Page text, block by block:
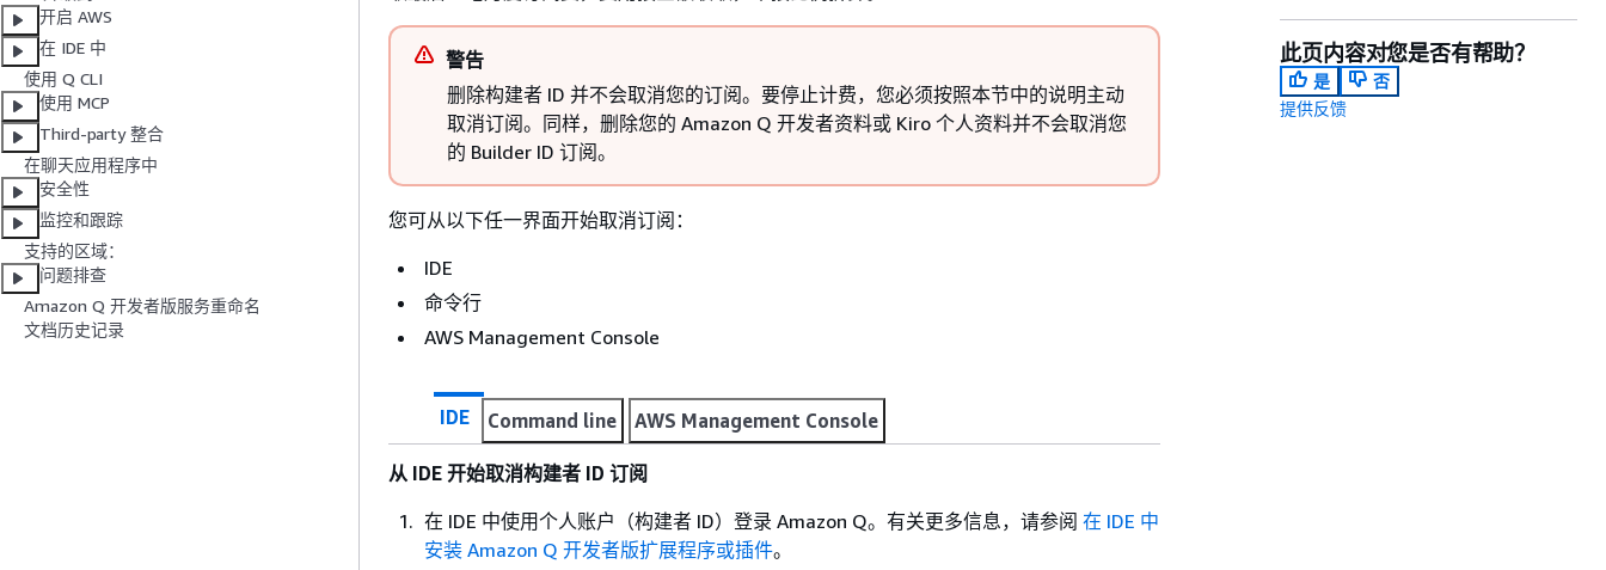
开启 AWS
在 IDE 中
使用 Q CLI
使用 MCP
Third-party 整合
在聊天应用程序中
安全性
监控和跟踪
支持的区域：
问题排查
Amazon Q 开发者版服务重命名
文档历史记录
警告
删除构建者 ID 并不会取消您的订阅。要停止计费，您必须按照本节中的说明主动
取消订阅。同样，删除您的 Amazon Q 开发者资料或 Kiro 个人资料并不会取消您
的 Builder ID 订阅。
您可从以下任一界面开始取消订阅：
IDE
命令行
AWS Management Console
IDE Command line AWS Management Console
从 IDE 开始取消构建者 ID 订阅
在 IDE 中使用个人账户（构建者 ID）登录 Amazon Q。有关更多信息，请参阅 在 IDE 中
安装 Amazon Q 开发者版扩展程序或插件。
此页内容对您是否有帮助？
是
否
提供反馈